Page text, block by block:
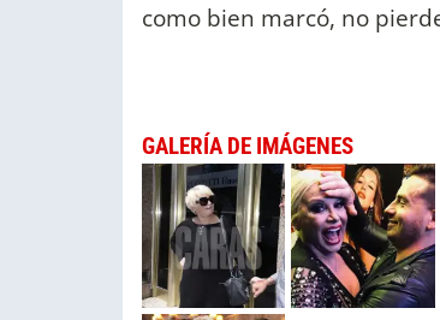
como bien marcó, no
GALERÍA DE IMÁGENES